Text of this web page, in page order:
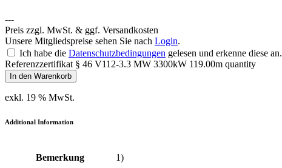
---
Preis zzgl. MwSt. & ggf. Versandkosten
Unsere Mitgliedspreise sehen Sie nach Login.
Ich habe die Datenschutzbedingungen gelesen und erkenne diese an.
Referenzzertifikat § 46 V112-3.3 MW 3300kW 119.00m quantity
In den Warenkorb
exkl. 19 % MwSt.
Additional Information
Bemerkung 1)